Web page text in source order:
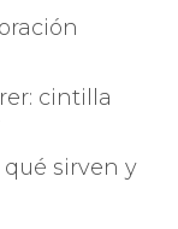
cintilla
qué sirven y